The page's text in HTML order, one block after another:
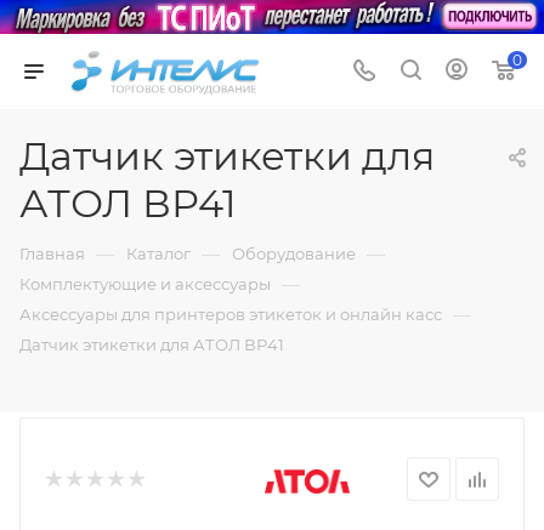
0
Датчик этикетки для
АТОЛ ВР41
Главная — Каталог — Оборудование —
Комплектующие и аксессуары —
Аксессуары для принтеров этикеток и онлайн касс —
Датчик этикетки для АТОЛ ВР41